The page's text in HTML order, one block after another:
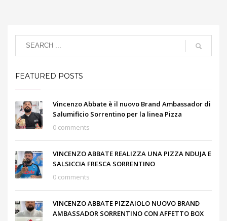
FEATURED POSTS
Vincenzo Abbate è il nuovo Brand Ambassador di
Salumificio Sorrentino per la linea Pizza
0 comments
VINCENZO ABBATE REALIZZA UNA PIZZA NDUJA E
SALSICCIA FRESCA SORRENTINO
0 comments
VINCENZO ABBATE PIZZAIOLO NUOVO BRAND
AMBASSADOR SORRENTINO CON AFFETTO BOX